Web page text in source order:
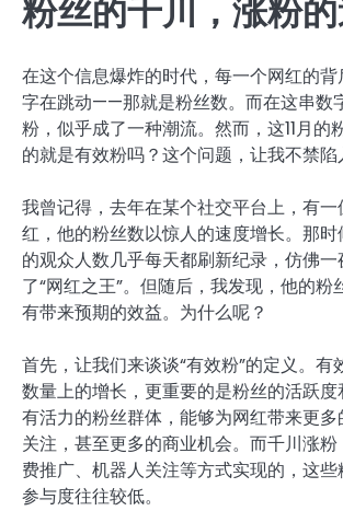
粉丝的千川，涨粉
在这个信息爆炸的时代，每一个网红的
字在跳动——那就是粉丝数。而在这串数
粉，似乎成了一种潮流。然而，这11月的
的就是有效粉吗？这个问题，让我不禁陷
我曾记得，去年在某个社交平台上，有
红，他的粉丝数以惊人的速度增长。那
的观众人数几乎每天都刷新纪录，仿佛
了“网红之王”。但随后，我发现，他的粉
有带来预期的效益。为什么呢？
首先，让我们来谈谈“有效粉”的定义。有
数量上的增长，更重要的是粉丝的活跃
有活力的粉丝群体，能够为网红带来更
关注，甚至更多的商业机会。而千川涨
费推广、机器人关注等方式实现的，这
参与度往往较低。